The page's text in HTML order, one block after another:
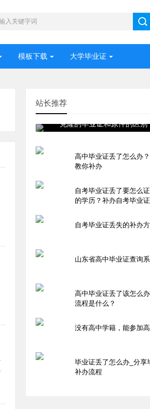
模板下载 大学毕业证
站长推荐
克隆的毕业证和原件的区别
高中毕业证丢了怎么办
教你补办
自考毕业证丢了要怎么
的学历？补办自考毕业证
自考毕业证丢失的补办
山东省高中毕业证查询
高中毕业证丢了该怎么
流程是什么？
没有高中学籍，能参加
毕业证丢了怎么办_分享
补办流程